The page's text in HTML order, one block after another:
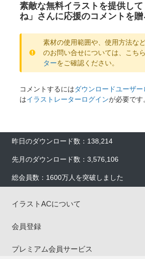
素敵な無料イラストを提供し
ね」さんに応援のコメントを贈
素材の使用範囲や、使用方法な
のお問い合せについては、こち
ターをご確認ください。
コメントするにはダウンロードユーザー
はイラストレーターログインが必要です
昨日のダウンロード数：138,214
先月のダウンロード数：3,576,106
総会員数：1600万人を突破しました
イラストACについて
会員登録
プレミアム会員サービス